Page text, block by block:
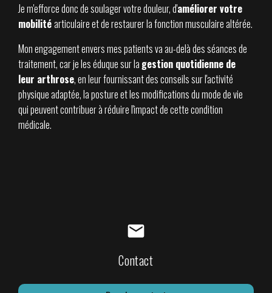
Je m'efforce donc de soulager votre douleur, d'améliorer votre
mobilitéarticulaire et de restaurer la fonction musculaire altérée.
Mon engagement envers mes patients va au-delà des séances de
traitement, car je les éduque sur la gestion quotidienne de
leur arthrose, en leur fournissant des conseils sur l'activité
physique adaptée, la posture et les modifications du mode de vie
qui peuvent contribuer à réduire l'impact de cette condition
médicale.
mail
Contact